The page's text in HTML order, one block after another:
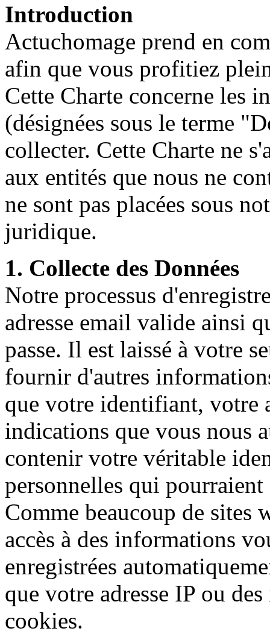
Introduction
Actuchomage prend en
afin que vous profitiez
Cette Charte concerne les
(désignées sous le terme
collecter. Cette Charte ne
aux entités que nous ne
ne sont pas placées sous
juridique.
1. Collecte des Données
Notre processus
adresse email valide ainsi
passe. Il est laissé à votre
fournir d'autres
que votre identifiant, votre
indications que vous nous
contenir votre véritable
personnelles qui
Comme beaucoup de sites
accès à des informations
enregistrées
que votre adresse IP ou
cookies.